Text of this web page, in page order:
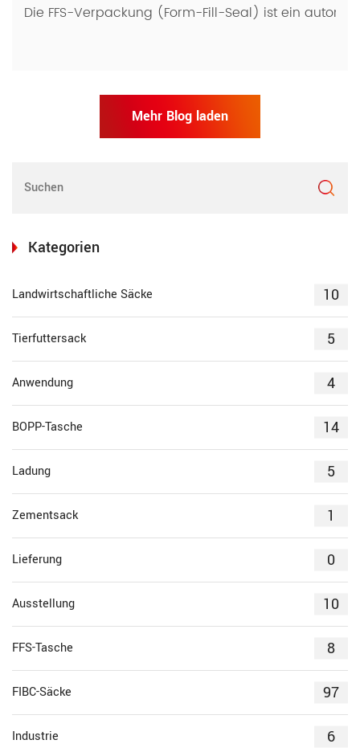
Die FFS-Verpackung (Form-Fill-Seal) ist ein
Mehr Blog laden
Kategorien
Landwirtschaftliche Säcke 10
Tierfuttersack 5
Anwendung 4
BOPP-Tasche 14
Ladung 5
Zementsack 1
Lieferung 0
Ausstellung 10
FFS-Tasche 8
FIBC-Säcke 97
Industrie 6